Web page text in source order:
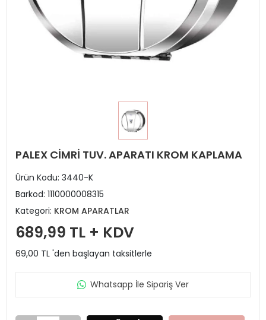
PALEX CİMRİ TUV. APARATI KROM KAPLAMA
Ürün Kodu: 3440-K
Barkod: 1110000008315
Kategori: KROM APARATLAR
689,99 TL + KDV
69,00 TL 'den başlayan taksitlerle
Whatsapp İle Sipariş Ver